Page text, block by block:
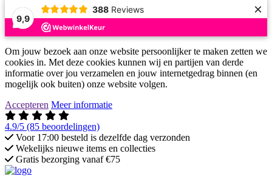
9,9
388 Reviews ×
Om jouw bezoek aan onze website persoonlijker te maken zetten we
cookies in. Met deze cookies kunnen wij en partijen van derde
informatie over jou verzamelen en jouw internetgedrag binnen (en
mogelijk ook buiten) onze website volgen.
Accepteren Meer informatie
4.9/5 (85 beoordelingen)
Voor 17:00 besteld is dezelfde dag verzonden
Wekelijks nieuwe items en collecties
Gratis bezorging vanaf €75